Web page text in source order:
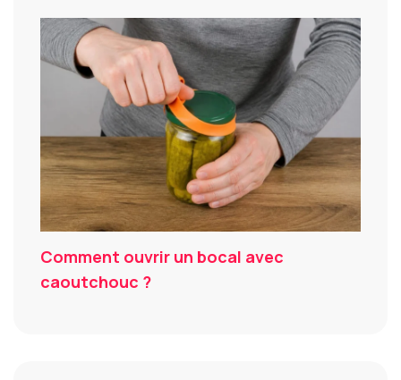
Comment ouvrir un bocal avec
caoutchouc ?